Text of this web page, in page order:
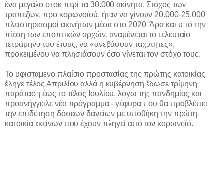
ένα μεγάλο στοκ περί τα 30.000 ακίνητα. Στόχος των
τραπεζών, προ κορωνοϊού, ήταν να γίνουν 20.000-25.000
πλειστηριασμοί ακινήτων μέσα στο 2020. Άρα και υπό την
πίεση των εποπτικών αρχών, αναμένεται το τελευταίο
τετράμηνο του έτους, να «ανεβάσουν ταχύτητες»,
προκειμένου να πλησιάσουν όσο γίνεται τον στόχο τους.
Το υφιστάμενο πλαίσιο προστασίας της πρώτης κατοικίας
έληγε τέλος Απριλίου αλλά η κυβέρνηση έδωσε τρίμηνη
παράταση έως το τέλος Ιουλίου, λόγω της πανδημίας και
προανήγγειλε νέο πρόγραμμα - γέφυρα που θα προβλέπει
την επιδότηση δόσεων δανείων με υποθήκη την πρώτη
κατοικία εκείνων που έχουν πληγεί από τον κορωνοϊό.